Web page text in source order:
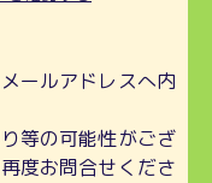
ールアドレスへ内
等の可能性がござ
度お問合せくださ